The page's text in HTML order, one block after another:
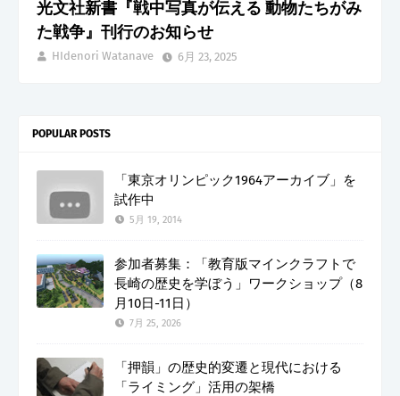
光文社新書『戦中写真が伝える 動物たちがみ
た戦争』刊行のお知らせ
HIdenori Watanave 6月 23, 2025
POPULAR POSTS
「東京オリンピック1964アーカイブ」を
試作中
5月 19, 2014
参加者募集：「教育版マインクラフトで
長崎の歴史を学ぼう」ワークショップ（8
月10日-11日）
7月 25, 2026
「押韻」の歴史的変遷と現代における
「ライミング」活用の架橋